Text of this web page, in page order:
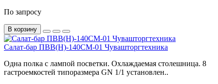
По запросу
В корзину
Салат-бар ПВВ(Н)-140СМ-01 Чувашторгтехника
Одна полка с лампой посветки. Охлаждаемая столешница. 8
гастроемкостей типоразмера GN 1/1 установлен..